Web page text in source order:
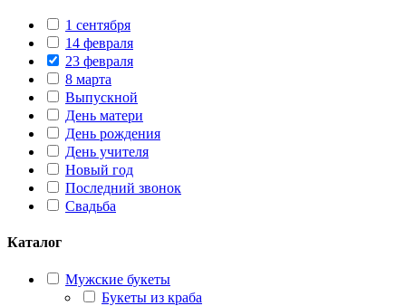
1 сентября
14 февраля
23 февраля
8 марта
Выпускной
День матери
День рождения
День учителя
Новый год
Последний звонок
Свадьба
Каталог
Мужские букеты
Букеты из краба